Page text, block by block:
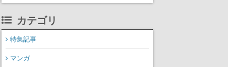
カテゴリ
特集記事
マンガ